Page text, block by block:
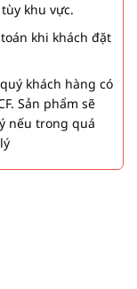
khu vực.
khi khách đặt
khách hàng có
Sản phẩm sẽ
nếu trong quá